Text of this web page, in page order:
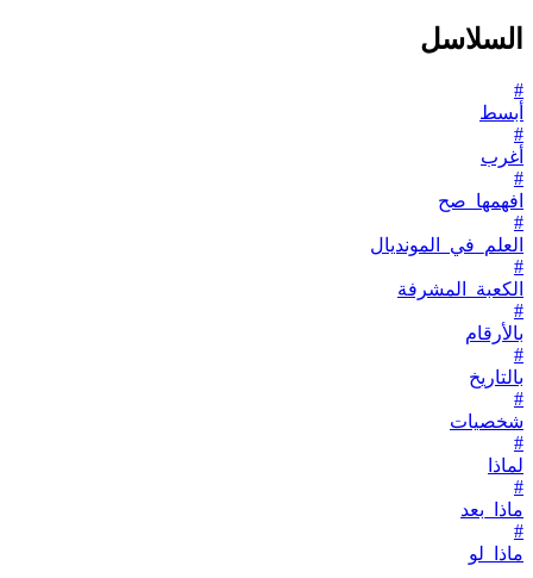
السلاسل
#
أبسط
#
أغرب
#
افهمها_صح
#
العلم_في_المونديال
#
الكعبة_المشرفة
#
بالأرقام
#
بالتاريخ
#
شخصيات
#
لماذا
#
ماذا_بعد
#
ماذا_لو